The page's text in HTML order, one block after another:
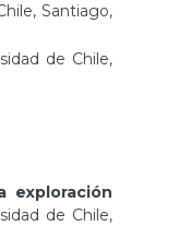
Santiago,
de Chile,
exploración
de Chile,